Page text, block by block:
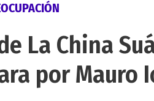
La China
por Mauro